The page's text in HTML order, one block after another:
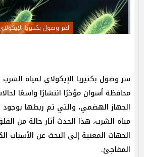
لغر وصول بكتيريا
سر وصول بكتيريا الإيكولاي لمياه
محافظة أسوان مؤخرًا انتشارًا واسعًا
الجهاز الهضمي، والتي تم ربطها بوجود
مياه الشرب، هذا الحدث أثار حالة من
الجهات المعنية إلى البحث عن الأسباب
المفاجئ.